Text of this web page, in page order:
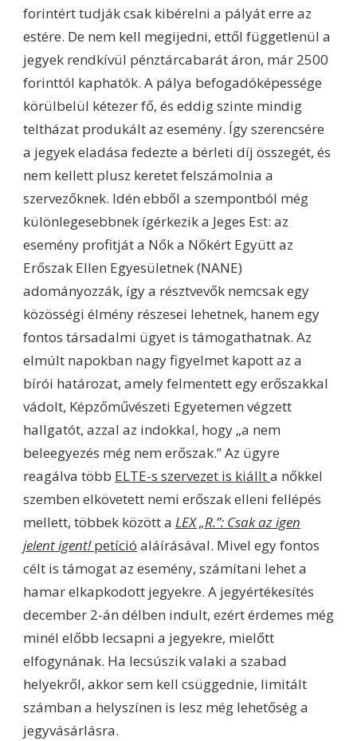
forintért tudják csak kibérelni a pályát erre az
estére. De nem kell megijedni, ettől függetlenül a
jegyek rendkívül pénztárcabarát áron, már 2500
forinttól kaphatók. A pálya befogadóképessége
körülbelül kétezer fő, és eddig szinte mindig
teltházat produkált az esemény. Így szerencsére
a jegyek eladása fedezte a bérleti díj összegét, és
nem kellett plusz keretet felszámolnia a
szervezőknek. Idén ebből a szempontból még
különlegesebbnek ígérkezik a Jeges Est: az
esemény profitját a Nők a Nőkért Együtt az
Erőszak Ellen Egyesületnek (NANE)
adományozzák, így a résztvevők nemcsak egy
közösségi élmény részesei lehetnek, hanem egy
fontos társadalmi ügyet is támogathatnak. Az
elmúlt napokban nagy figyelmet kapott az a
bírói határozat, amely felmentett egy erőszakkal
vádolt, Képzőművészeti Egyetemen végzett
hallgatót, azzal az indokkal, hogy „a nem
beleegyezés még nem erőszak.” Az ügyre
reagálva több ELTE-s szervezet is kiállta nőkkel
szemben elkövetett nemi erőszak elleni fellépés
mellett, többek között a LEX „R.”: Csak az igen
jelent igent!petíció aláírásával. Mivel egy fontos
célt is támogat az esemény, számítani lehet a
hamar elkapkodott jegyekre. A jegyértékesítés
december 2-án délben indult, ezért érdemes még
minél előbb lecsapni a jegyekre, mielőtt
elfogynának. Ha lecsúszik valaki a szabad
helyekről, akkor sem kell csüggednie, limitált
számban a helyszínen is lesz még lehetőség a
jegyvásárlásra.